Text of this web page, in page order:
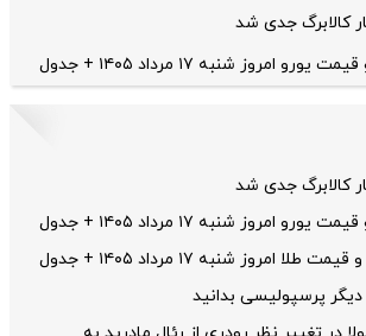
کالابرگ جدی شد
امروز شنبه ۱۷ مرداد ۱۴۰۵ + جدول
کالابرگ جدی شد
امروز شنبه ۱۷ مرداد ۱۴۰۵ + جدول
امروز شنبه ۱۷ مرداد ۱۴۰۵ + جدول
دیگر پرسپولیسی بدانید